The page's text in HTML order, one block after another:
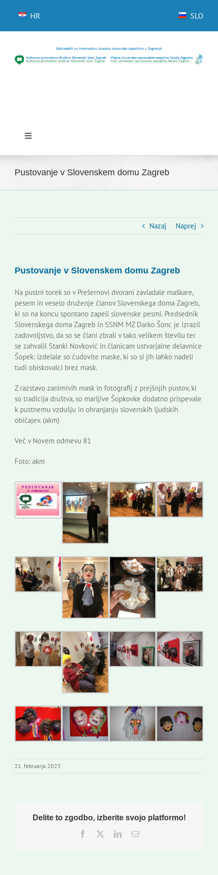
HR SLO
Toggle
Novice
Kontakti
Novi odmev – naše glasilo
Založništvo
Koristne informacije
Pustovanje v Slovenskem domu Zagreb
Nazaj Naprej
Pustovanje v Slovenskem domu Zagreb
Na pustni torek so v Prešernovi dvorani zavladale maškare,
pesem in veselo druženje članov Slovenskega doma Zagreb,
ki so na koncu spontano zapeli slovenske pesmi. Predsednik
Slovenskega doma Zagreb in SSNM MZ Darko Šonc je izrazil
zadovoljstvo, da so se člani zbrali v tako velikem številu ter
se zahvalil Stanki Novković in članicam ustvarjalne delavnice
Šopek: izdelale so čudovite maske, ki so si jih lahko nadeli
tudi obiskovalci brez mask.
Z razstavo zanimivih mask in fotografij z prejšnjih pustov, ki
so tradicija društva, so marljive Šopkovke dodatno prispevale
k pustnemu vzdušju in ohranjanju slovenskih ljudskih
običajev. (akm)
Več v Novem odmevu 81
Foto: akm
21. februarja 2023
Delite to zgodbo, izberite svojo platformo!
Facebook
TwitterLinkedInEmail